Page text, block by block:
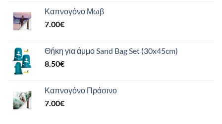
Καπνογόνο Μωβ
7.00€
Θήκη για άμμο Sand Bag Set (30x45cm)
8.50€
Καπνογόνο Πράσινο
7.00€